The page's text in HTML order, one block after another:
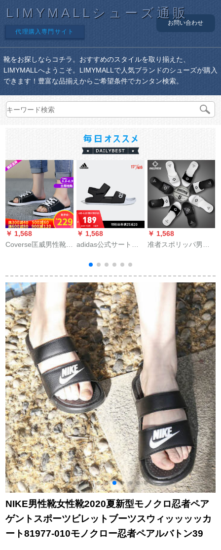
LIMYMALLシューズ通販
代理購入専門サイト
お問い合わせ
靴をお探しならコチラ。おすすめのスタイルを取り揃えた、
LIMYMALLへようこそ。LIMYMALLで人気ブランドのシューズが購入
できます！豊富な品揃えからご希望条件でカンタン検索。
￥ 1,568
Coverse匡威男性靴女
け者快フィットフィ
ットフィット
￥ 1,568
adidas公式サート
SANDAL女性靴スイ
ミングスポーツ凉し
いスウィッパーG
28695図38
￥ 1,568
准者スポリッパ男女
くと弾性が磨耗性に
优れます。室内の外
の一字は白黒43ヤー
NIKE男性靴女性靴2020夏新型モノクロ忍者ペア
ゲントスポーツビレットブーツスウィッッッッカ
ート81977-010モノクロー忍者ペアルバトン39